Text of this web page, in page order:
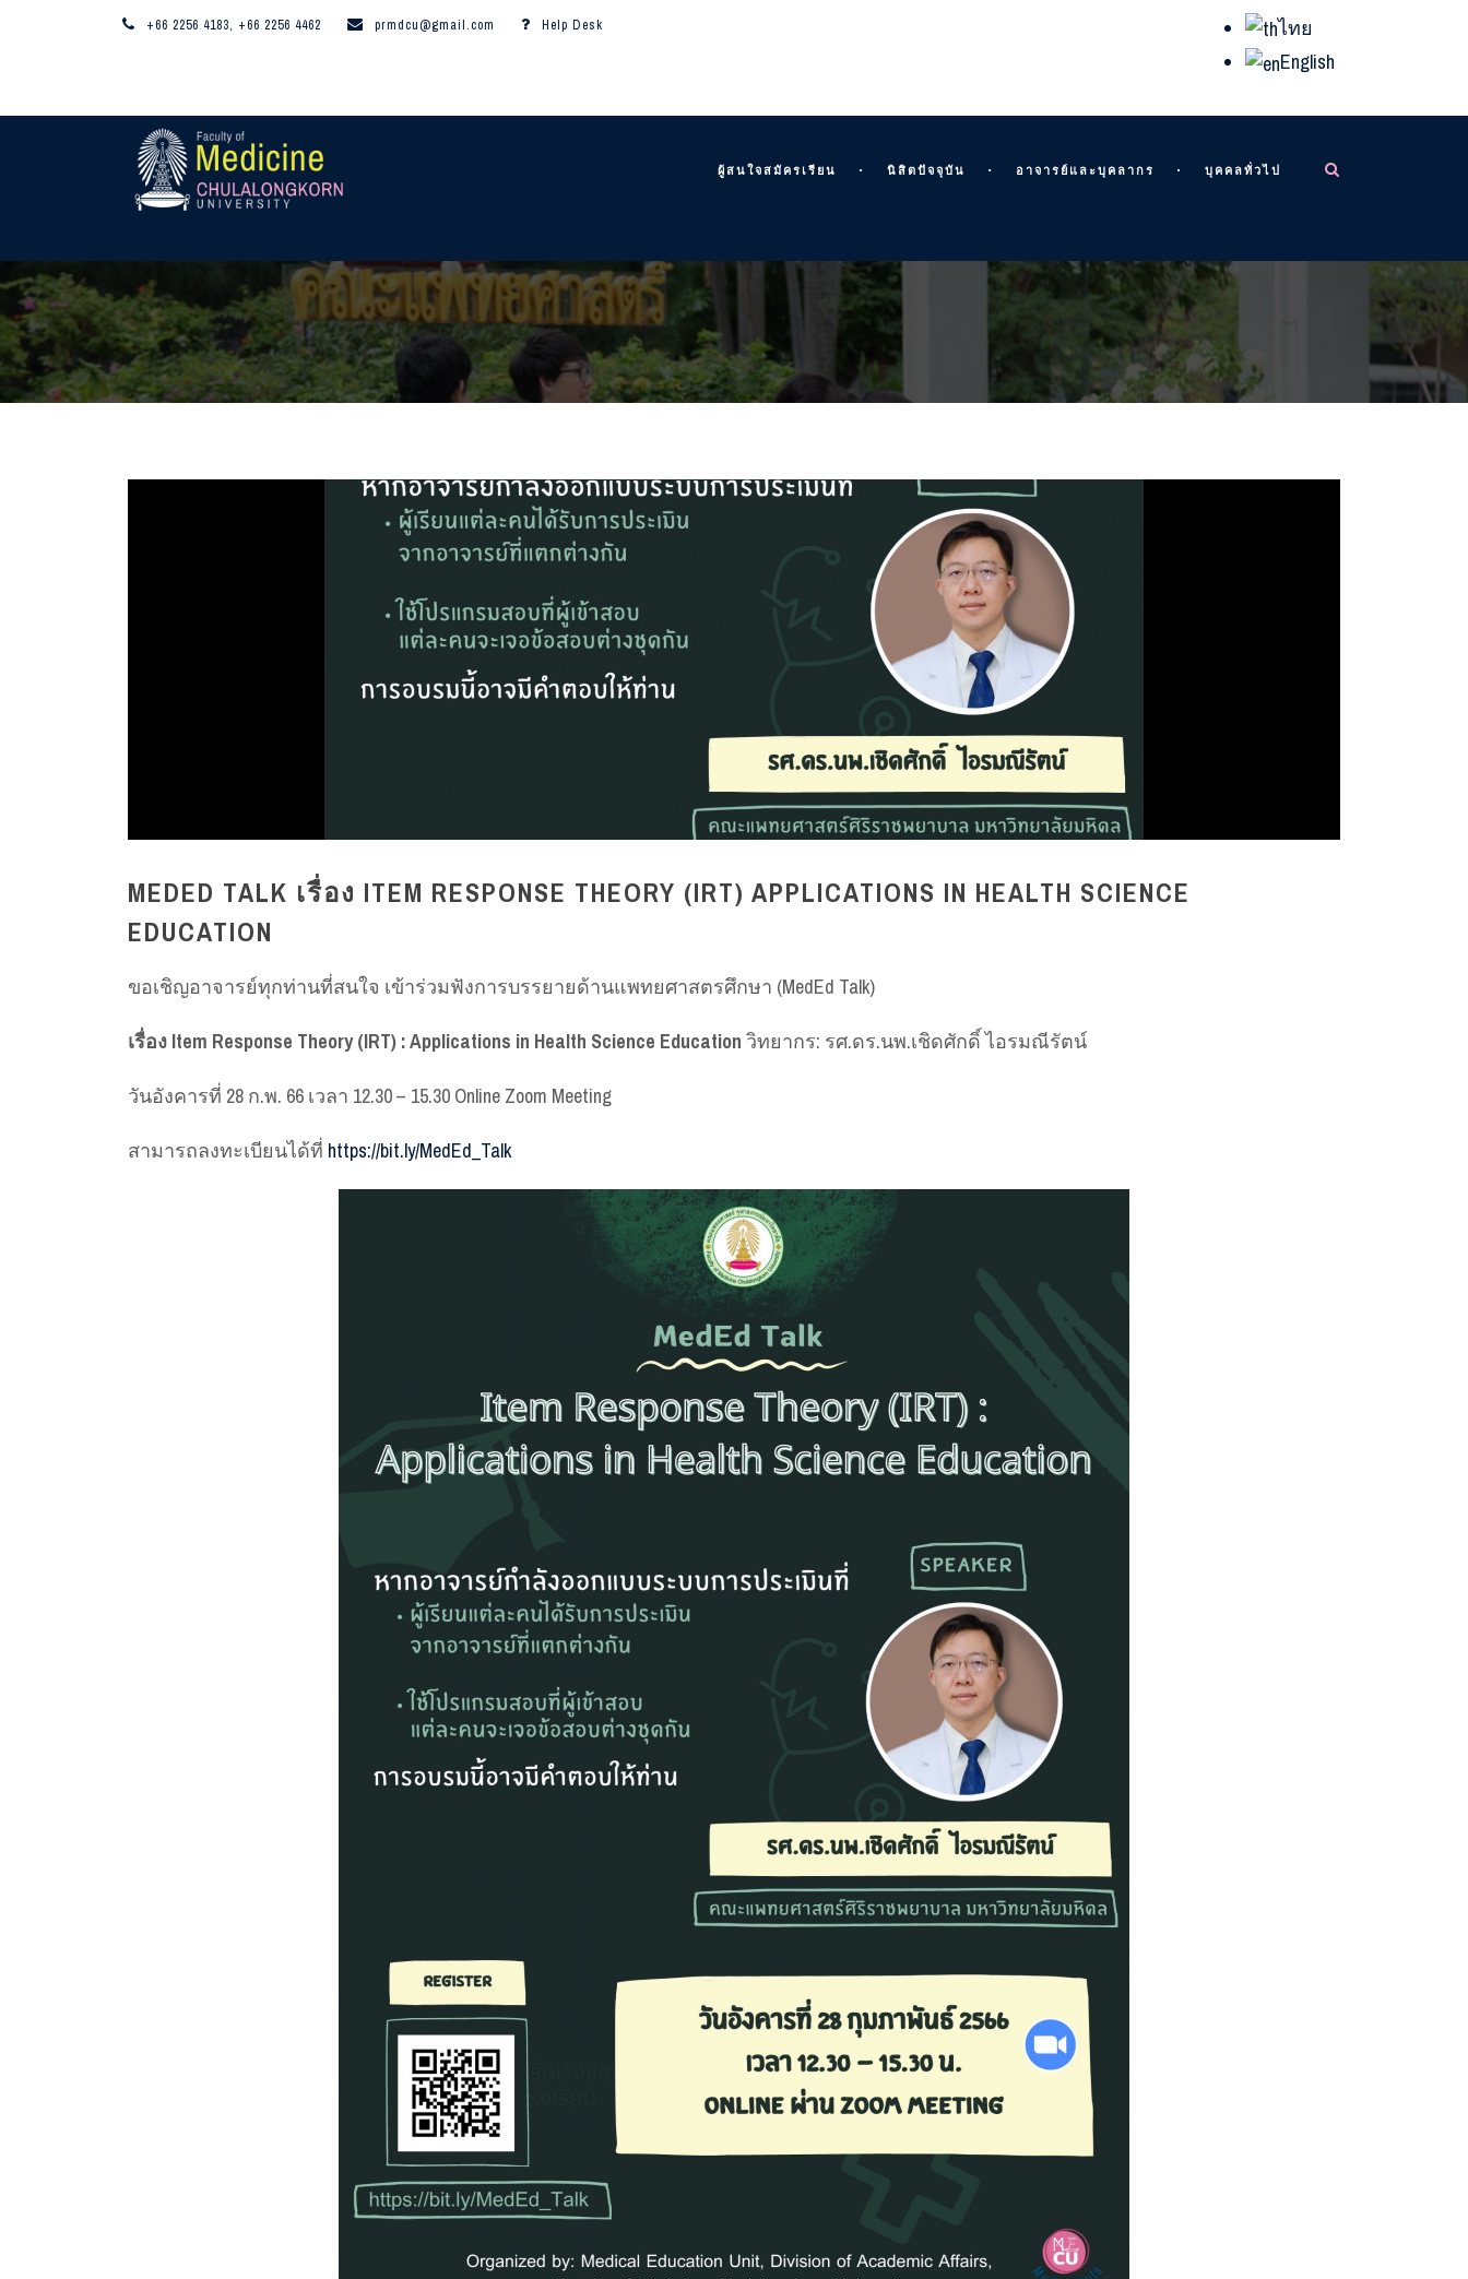
+66 2256 4183, +66 2256 4462 prmdcu@gmail.com Help Desk
ไทย
English
ผู้สนใจสมัครเรียน นิสิตปัจจุบัน อาจารย์และบุคลากร บุคคลทั่วไป
MEDED TALK เรื่อง ITEM RESPONSE THEORY (IRT) APPLICATIONS IN HEALTH SCIENCE
EDUCATION
ขอเชิญอาจารย์ทุกท่านที่สนใจ เข้าร่วมฟังการบรรยายด้านแพทยศาสตรศึกษา (MedEd Talk)
เรื่อง Item Response Theory (IRT) : Applications in Health Science Education วิทยากร: รศ.ดร.นพ.เชิดศักดิ์ ไอรมณีรัตน์
วันอังคารที่ 28 ก.พ. 66 เวลา 12.30 – 15.30 Online Zoom Meeting
สามารถลงทะเบียนได้ที่ https://bit.ly/MedEd_Talk